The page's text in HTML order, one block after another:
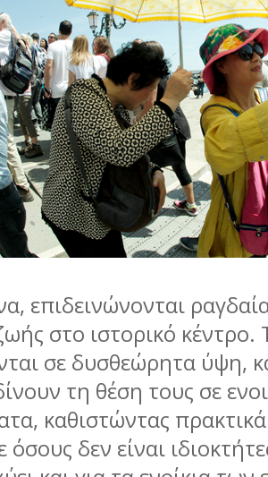
επιδεινώνονται
στο ιστορικό κέντρο.
σε δυσθεώρητα ύψη,
τη θέση τους σε
καθιστώντας
όσους δεν είναι